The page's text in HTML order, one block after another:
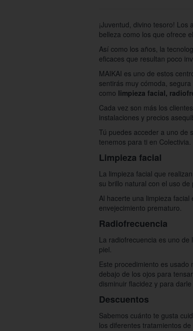
¡Juventud, divino tesoro!
belleza como los que ofrece el
Así como los años, la
eficaces que resultan poco
MAIKAI es uno de estos
sentirás muy cómoda,
como limpieza facial,
Cada vez son más los
instalaciones y precios
Tú puedes acceder a uno de
tenemos para ti en
Limpieza facial
La limpieza facial que
su brillo natural con el uso
Al hacerte una limpieza
envejecimiento prematuro.
Radiofrecuencia
La radiofrecuencia es uno de
piel.
Este procedimiento es
debajo de los ojos para
disminuir flacidez y para
Descuentos
Sabemos cuánto te gusta
los diferentes tratamientos